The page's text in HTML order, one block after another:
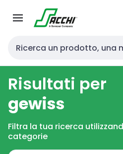
navigazionecontenuto
Cerca input
Risultati per
gewiss
Filtra la tua ricerca
categorie